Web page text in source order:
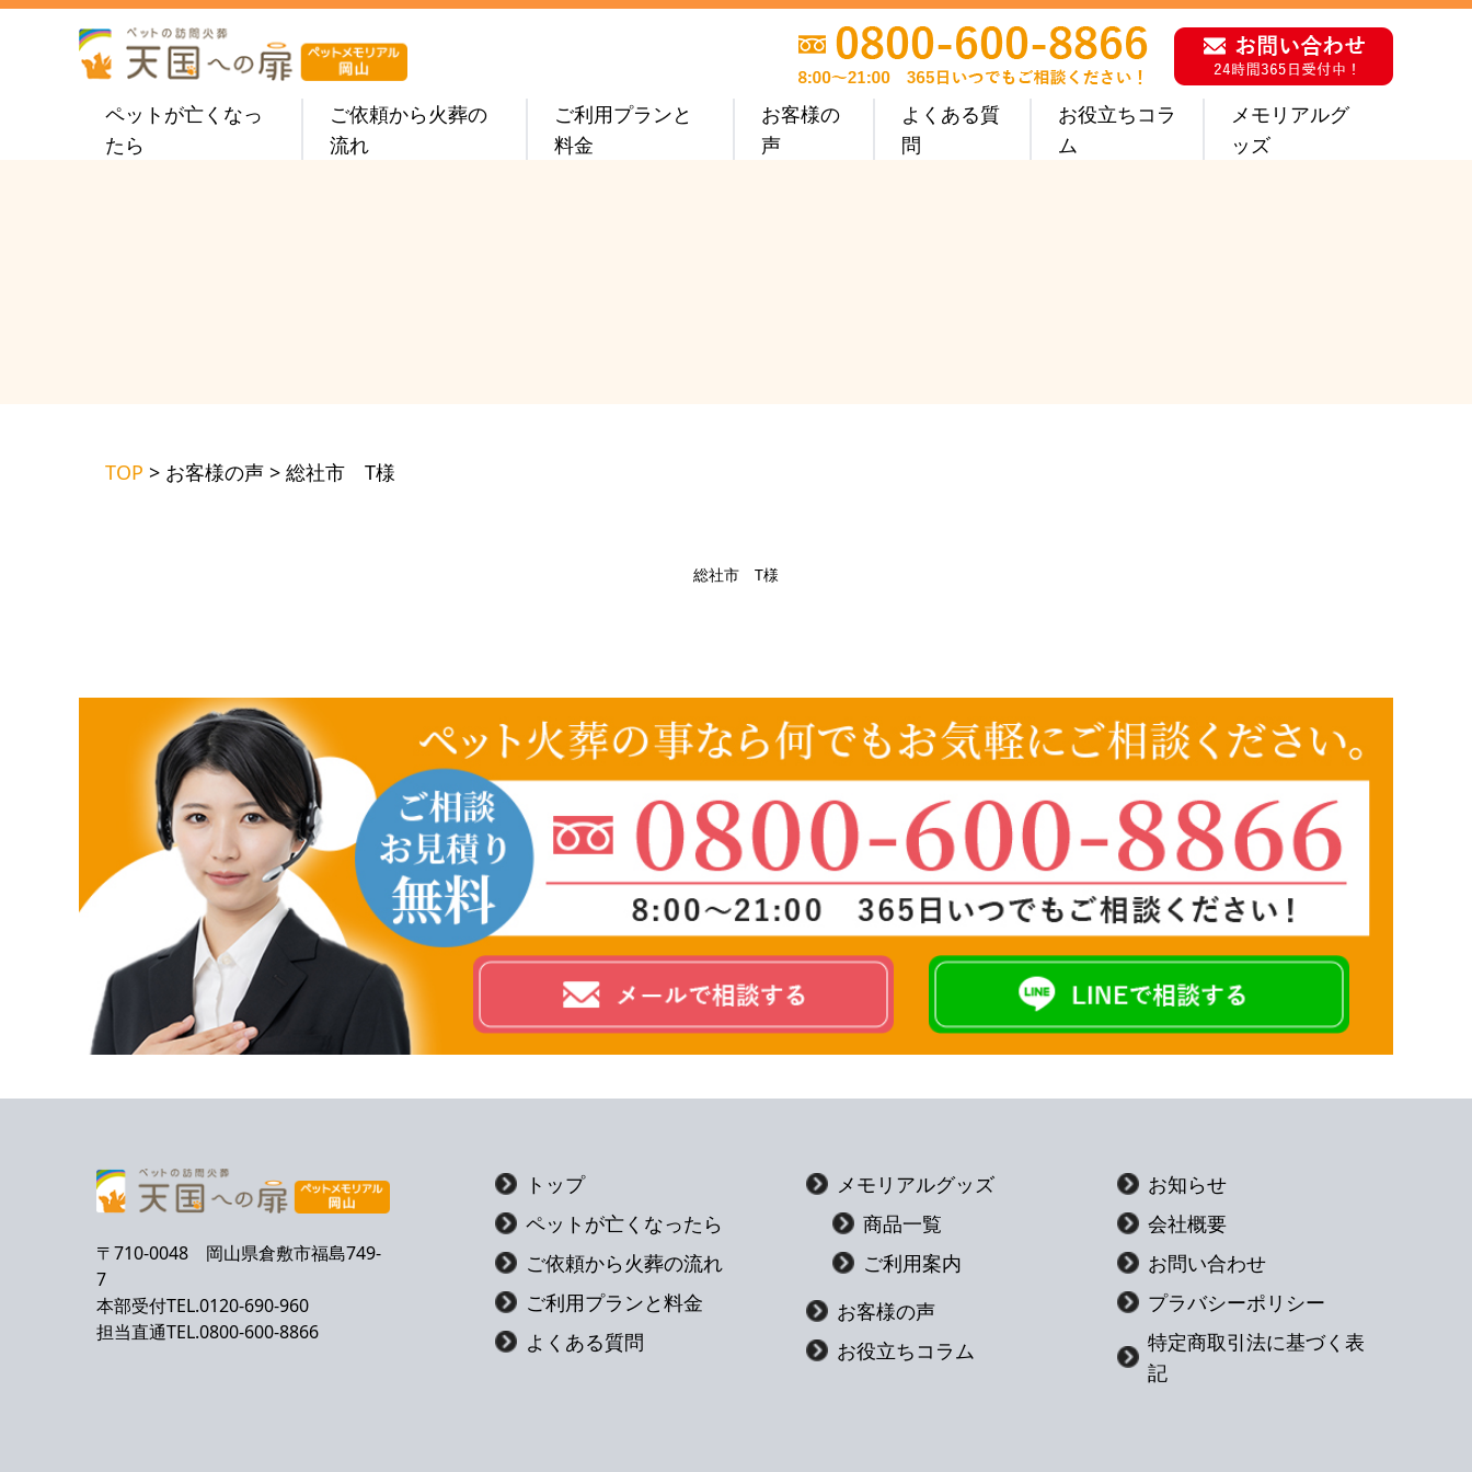
ペットが亡くなっ
たら
ご依頼から火葬の
流れ
ご利用プランと
料金
お客様の
声
よくある質
問
お役立ちコラ
ム
メモリアルグ
ッズ
TOP > お客様の声 > 総社市 T様
総社市 T様
〒710-0048 岡山県倉敷市福島749-
7
本部受付TEL.0120-690-960
担当直通TEL.0800-600-8866
トップ
ペットが亡くなったら
ご依頼から火葬の流れ
ご利用プランと料金
よくある質問
メモリアルグッズ
商品一覧
ご利用案内
お客様の声
お役立ちコラム
お知らせ
会社概要
お問い合わせ
プラバシーポリシー
特定商取引法に基づく表
記